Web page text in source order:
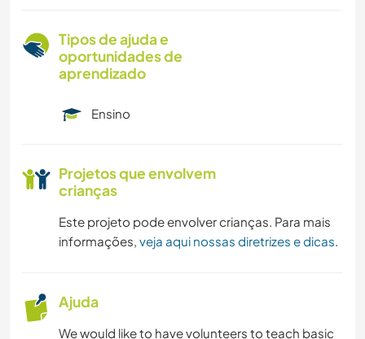
Tipos de ajuda e
oportunidades de
aprendizado
Ensino
Projetos que envolvem
crianças
Este projeto pode envolver crianças. Para mais
informações, veja aqui nossas diretrizes e dicas.
Ajuda
We would like to have volunteers to teach basic